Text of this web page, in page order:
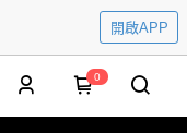
開啟APP
0